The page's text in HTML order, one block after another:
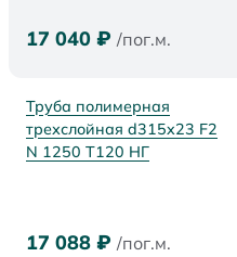
17 040 ₽ /пог.м.
Труба полимерная
трехслойная d315x23 F2
N 1250 Т120 НГ
17 088 ₽ /пог.м.